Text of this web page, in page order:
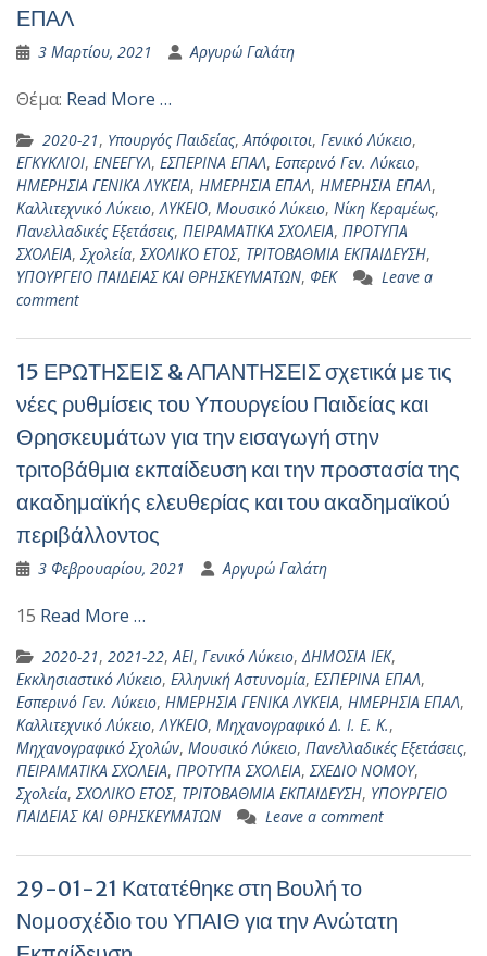
ΕΠΑΛ
3 Μαρτίου, 2021 Αργυρώ Γαλάτη
Θέμα: Read More …
2020-21, Yπουργός Παιδείας,Απόφοιτοι, Γενικό Λύκειο,
ΕΓΚΥΚΛΙΟΙ, ΕΝΕΕΓΥΛ, ΕΣΠΕΡΙΝΑ ΕΠΑΛ, Εσπερινό Γεν. Λύκειο,
ΗΜΕΡΗΣΙΑ ΓΕΝΙΚΑ ΛΥΚΕΙΑ, ΗΜΕΡΗΣΙΑ ΕΠΑΛ, ΗΜΕΡΗΣΙΑ ΕΠΑΛ,
Καλλιτεχνικό Λύκειο,ΛΥΚΕΙΟ, Μουσικό Λύκειο, Νίκη Κεραμέως,
Πανελλαδικές Εξετάσεις, ΠΕΙΡΑΜΑΤΙΚΑ ΣΧΟΛΕΙΑ, ΠΡΟΤΥΠΑ
ΣΧΟΛΕΙΑ,Σχολεία,ΣΧΟΛΙΚΟ ΕΤΟΣ, ΤΡΙΤΟΒΑΘΜΙΑ ΕΚΠΑΙΔΕΥΣΗ,
ΥΠΟΥΡΓΕΙΟ ΠΑΙΔΕΙΑΣ ΚΑΙ ΘΡΗΣΚΕΥΜΑΤΩΝ, ΦΕΚ
Leave a
comment
15 ΕΡΩΤΗΣΕΙΣ & ΑΠΑΝΤΗΣΕΙΣ σχετικά με τις
νέες ρυθμίσεις του Υπουργείου Παιδείας και
Θρησκευμάτων για την εισαγωγή στην
τριτοβάθμια εκπαίδευση και την προστασία της
ακαδημαϊκής ελευθερίας και του ακαδημαϊκού
περιβάλλοντος
3 Φεβρουαρίου, 2021 Αργυρώ Γαλάτη
15 Read More …
2020-21, 2021-22,ΑΕΙ, Γενικό Λύκειο,ΔΗΜΟΣΙΑ ΙΕΚ,
Εκκλησιαστικό Λύκειο, Ελληνική Αστυνομία, ΕΣΠΕΡΙΝΑ ΕΠΑΛ,
Εσπερινό Γεν. Λύκειο, ΗΜΕΡΗΣΙΑ ΓΕΝΙΚΑ ΛΥΚΕΙΑ, ΗΜΕΡΗΣΙΑ ΕΠΑΛ,
Καλλιτεχνικό Λύκειο,ΛΥΚΕΙΟ, Μηχανογραφικό Δ. Ι. Ε. Κ.,
Μηχανογραφικό Σχολών, Μουσικό Λύκειο, Πανελλαδικές Εξετάσεις,
ΠΕΙΡΑΜΑΤΙΚΑ ΣΧΟΛΕΙΑ, ΠΡΟΤΥΠΑ ΣΧΟΛΕΙΑ,ΣΧΕΔΙΟ ΝΟΜΟΥ,
Σχολεία,ΣΧΟΛΙΚΟ ΕΤΟΣ, ΤΡΙΤΟΒΑΘΜΙΑ ΕΚΠΑΙΔΕΥΣΗ, ΥΠΟΥΡΓΕΙΟ
ΠΑΙΔΕΙΑΣ ΚΑΙ ΘΡΗΣΚΕΥΜΑΤΩΝ
Leave a comment
29-01-21 Κατατέθηκε στη Βουλή το
Νομοσχέδιο του ΥΠΑΙΘ για την Ανώτατη